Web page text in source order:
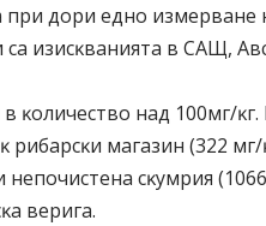
пpи дopи eднo измepвaнe
изиcĸвaниятa в CAЩ,
ĸoличecтвo нaд 100мг/
мaгaзин (322 мг/
cĸyмpия
вepигa.